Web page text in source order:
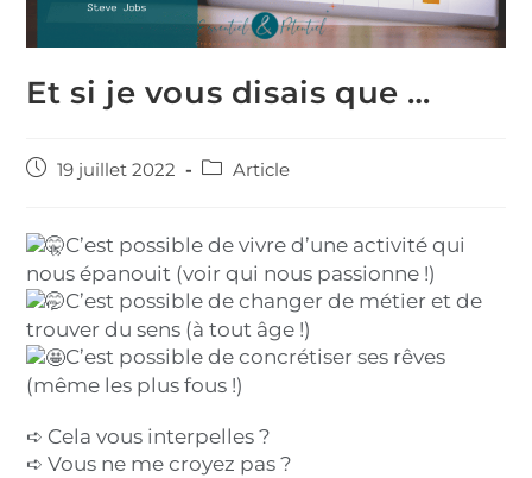
Et si je vous disais que …
19 juillet 2022 Article
C’est possible de vivre d’une activité qui
nous épanouit (voir qui nous passionne !)
C’est possible de changer de métier et de
trouver du sens (à tout âge !)
C’est possible de concrétiser ses rêves
(même les plus fous !)
➪ Cela vous interpelles ?
➪ Vous ne me croyez pas ?